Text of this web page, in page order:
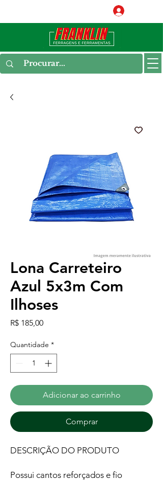
Lona Carreteiro
Azul 5x3m Com
Ilhoses
R$ 185,00Preço
Quantidade *
Adicionar ao carrinho
Comprar
DESCRIÇÃO DO PRODUTO
Possui cantos reforçados e fio